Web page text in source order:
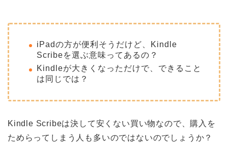
iPadの方が便利そうだけど、Kindle
Scribeを選ぶ意味ってあるの？
Kindleが大きくなっただけで、できること
は同じでは？
Kindle Scribeは決して安くない買い物なので、購入を
ためらってしまう人も多いのではないのでしょうか？